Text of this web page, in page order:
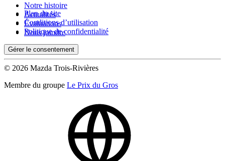
Notre histoire
Actualités
Évaluations
Nous joindre
Plan du site
Conditions d’utilisation
Politique de confidentialité
Gérer le consentement
© 2026 Mazda Trois-Rivières
Membre du groupe Le Prix du Gros